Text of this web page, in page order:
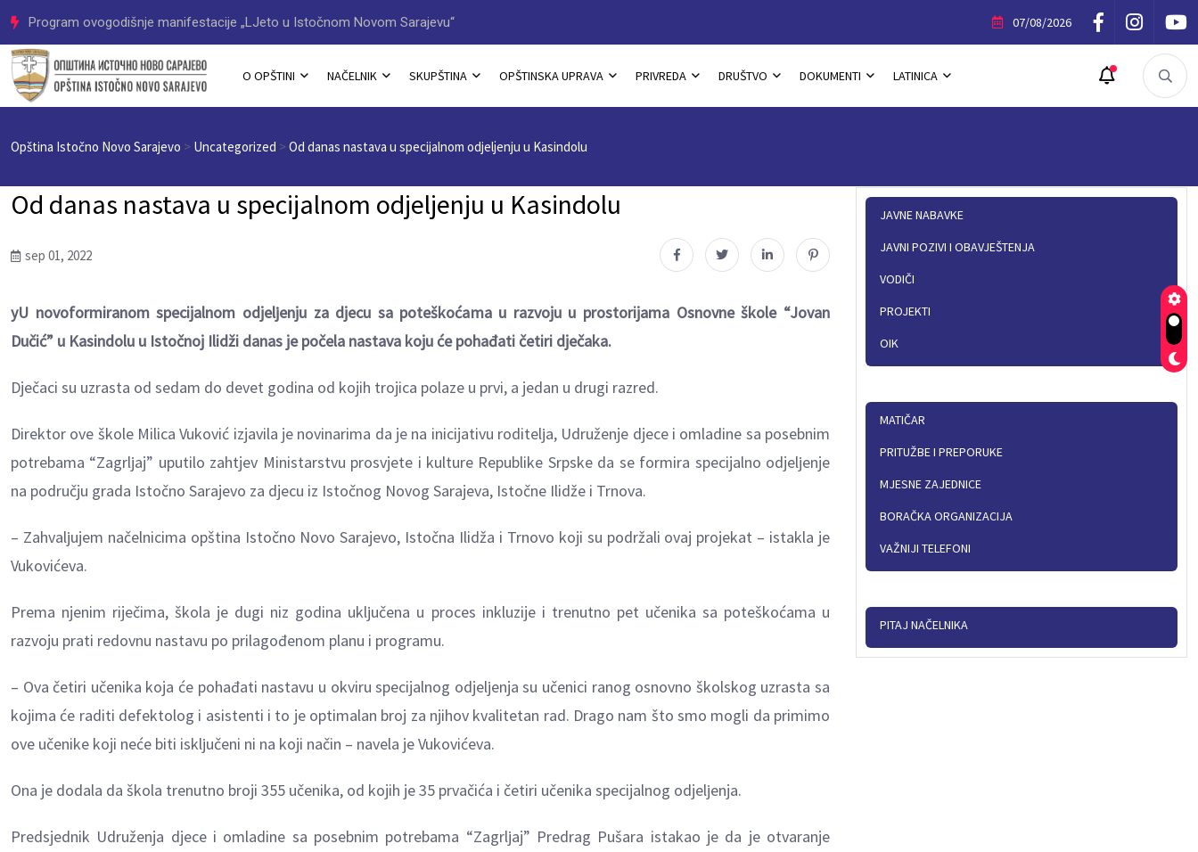
Program ovogodišnje manifestacije „LJeto u Istočnom Novom Sarajevu“ 07/08/2026
O OPŠTINI NAČELNIK SKUPŠTINA OPŠTINSKA UPRAVA PRIVREDA DRUŠTVO DOKUMENTI LATINICA
Opština Istočno Novo Sarajevo > Uncategorized >Od danas nastava u specijalnom odjelјenju u Kasindolu
Od danas nastava u specijalnom odjelјenju u Kasindolu
sep 01, 2022
yU novoformiranom specijalnom odjelјenju za djecu sa poteškoćama u razvoju u prostorijama Osnovne škole “Jovan
Dučić” u Kasindolu u Istočnoj Ilidži danas je počela nastava koju će pohađati četiri dječaka.
Dječaci su uzrasta od sedam do devet godina od kojih trojica polaze u prvi, a jedan u drugi razred.
Direktor ove škole Milica Vuković izjavila je novinarima da je na inicijativu roditelјa, Udruženje djece i omladine sa posebnim
potrebama “Zagrlјaj” uputilo zahtjev Ministarstvu prosvjete i kulture Republike Srpske da se formira specijalno odjelјenje
na području grada Istočno Sarajevo za djecu iz Istočnog Novog Sarajeva, Istočne Ilidže i Trnova.
– Zahvalјujem načelnicima opština Istočno Novo Sarajevo, Istočna Ilidža i Trnovo koji su podržali ovaj projekat – istakla je
Vukovićeva.
Prema njenim riječima, škola je dugi niz godina uklјučena u proces inkluzije i trenutno pet učenika sa poteškoćama u
razvoju prati redovnu nastavu po prilagođenom planu i programu.
– Ova četiri učenika koja će pohađati nastavu u okviru specijalnog odjelјenja su učenici ranog osnovno školskog uzrasta sa
kojima će raditi defektolog i asistenti i to je optimalan broj za njihov kvalitetan rad. Drago nam što smo mogli da primimo
ove učenike koji neće biti isklјučeni ni na koji način – navela je Vukovićeva.
Ona je dodala da škola trenutno broji 355 učenika, od kojih je 35 prvačića i četiri učenika specijalnog odjelјenja.
Predsjednik Udruženja djece i omladine sa posebnim potrebama “Zagrlјaj” Predrag Pušara istakao je da je otvaranje
JAVNE NABAVKE
JAVNI POZIVI I OBAVJEŠTENJA
VODIČI
PROJEKTI
OIK
MATIČAR
PRITUŽBE I PREPORUKE
MJESNE ZAJEDNICE
BORAČKA ORGANIZACIJA
VAŽNIJI TELEFONI
PITAJ NAČELNIKA